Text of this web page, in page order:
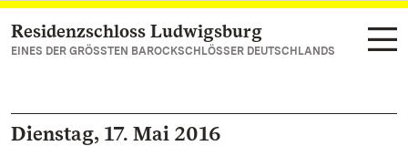
Zum Hauptinhalt springen
Residenzschloss Ludwigsburg
EINES DER GRÖSSTEN BAROCKSCHLÖSSER DEUTSCHLANDS
Dienstag, 17. Mai 2016